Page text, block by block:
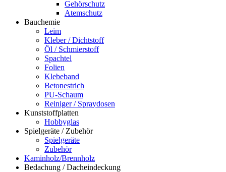
Gehörschutz
Atemschutz
Bauchemie
Leim
Kleber / Dichtstoff
Öl / Schmierstoff
Spachtel
Folien
Klebeband
Betonestrich
PU-Schaum
Reiniger / Spraydosen
Kunststoffplatten
Hobbyglas
Spielgeräte / Zubehör
Spielgeräte
Zubehör
Kaminholz/Brennholz
Bedachung / Dacheindeckung